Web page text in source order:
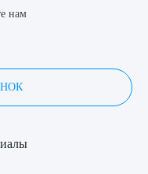
нам
данных